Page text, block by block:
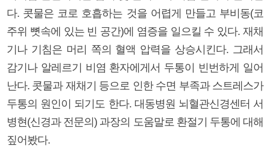
다. 콧물은 코로 호흡하는 것을 어렵게 만들고 부비동(코
주위 뼛속에 있는 빈 공간)에 염증을 일으킬 수 있다. 재채
기나 기침은 머리 쪽의 혈액 압력을 상승시킨다. 그래서
감기나 알레르기 비염 환자에게서 두통이 빈번하게 일어
난다. 콧물과 재채기 등으로 인한 수면 부족과 스트레스가
두통의 원인이 되기도 한다. 대동병원 뇌혈관신경센터 서
병현(신경과 전문의) 과장의 도움말로 환절기 두통에 대해
짚어봤다.